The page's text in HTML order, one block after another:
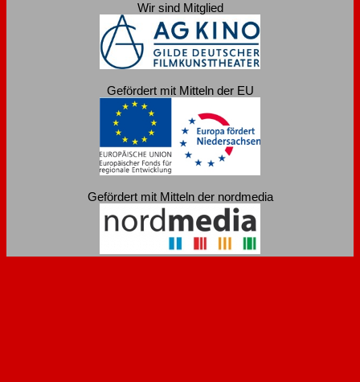
Wir sind Mitglied
Gefördert mit Mitteln der EU
Gefördert mit Mitteln der nordmedia